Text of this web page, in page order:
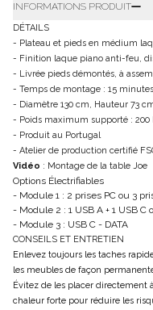
INFORMATIONS PRODUIT
DÉTAILS
- Plateau et pieds en médium
- Finition laque piano anti-feu,
- Livrée pieds démontés, à
- Temps de montage : 15
- Diamètre 130 cm, Hauteur 73
- Poids maximum supporté : 200
- Produit au Portugal
- Atelier de production certifié
Vidéo : Montage de la table Joe
Options Électrifiables
- Module 1 : 2 prises PC ou 3
- Module 2 : 1 USB A + 1 USB C
- Module 3 : USB C - DATA
CONSEILS ET ENTRETIEN
Enlevez toujours les taches
les meubles de façon
Évitez de les placer directement
chaleur forte pour réduire les